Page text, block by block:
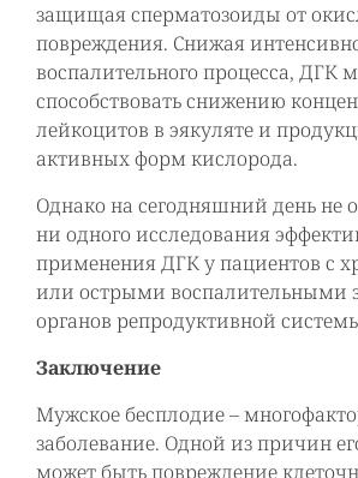
защищая сперматозоиды от
повреждения. Снижая
воспалительного процесса, ДГК
способствовать снижению
лейкоцитов в эякуляте и
активных форм кислорода.
Однако на сегодняшний день не
ни одного исследования
применения ДГК у пациентов с
или острыми воспалительными
органов репродуктивной
Заключение
Мужское бесплодие –
заболевание. Одной из причин
может быть повреждение